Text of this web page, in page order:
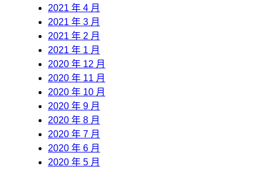
2021 年 4 月
2021 年 3 月
2021 年 2 月
2021 年 1 月
2020 年 12 月
2020 年 11 月
2020 年 10 月
2020 年 9 月
2020 年 8 月
2020 年 7 月
2020 年 6 月
2020 年 5 月